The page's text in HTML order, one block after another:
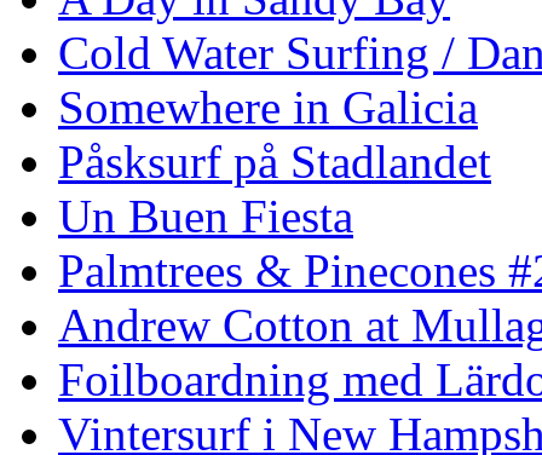
Cold Water Surfing /
Somewhere in Galicia
Påsksurf på Stadlandet
Un Buen Fiesta
Palmtrees & Pinecones
Andrew Cotton at
Foilboardning med
Vintersurf i New